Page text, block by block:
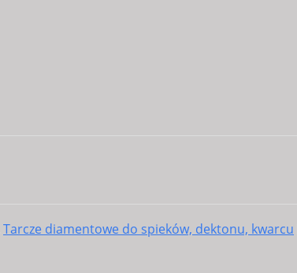
Tarcze diamentowe do spieków, dektonu, kwarcu